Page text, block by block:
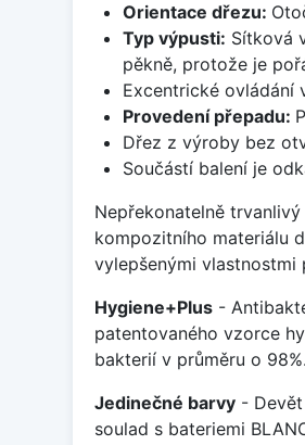
Orientace dřezu:
Typ výpusti: Sítková
pěkně, protože je
Excentrické ovládání
Provedení přepadu:
Dřez z výroby bez
Součástí balení je
Nepřekonatelně
kompozitního materiálu
vylepšenými vlastnostmi
Hygiene+Plus -
patentovaného vzorce
bakterií v průměru o 98%.
Jedinečné barvy -
soulad s bateriemi